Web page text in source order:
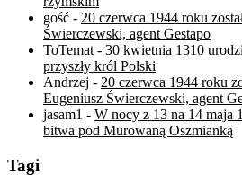
gość - 20 czerwca 1944 roku
Świerczewski, agent Gestapo
ToTemat - 30 kwietnia 1310
przyszły król Polski
Andrzej - 20 czerwca 1944 roku
Eugeniusz Świerczewski, agent
jasam1 - W nocy z 13 na 14 maja
bitwa pod Murowaną Oszmianką
Tagi